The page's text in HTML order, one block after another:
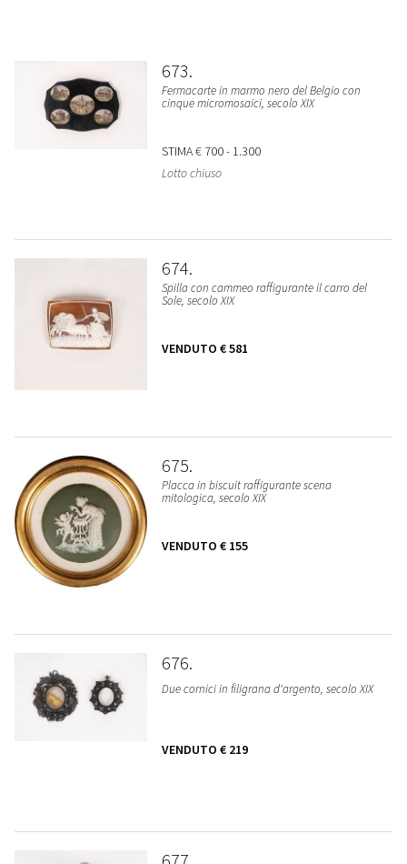
673
Fermacarte in marmo nero del Belgio con
cinque micromosaici, secolo XIX
STIMA€ 700 - 1.300
Lotto chiuso
674
Spilla con cammeo raffigurante il carro del
Sole, secolo XIX
VENDUTO € 581
675
Placca in biscuit raffigurante scena
mitologica, secolo XIX
VENDUTO € 155
676
Due cornici in filigrana d'argento, secolo XIX
VENDUTO € 219